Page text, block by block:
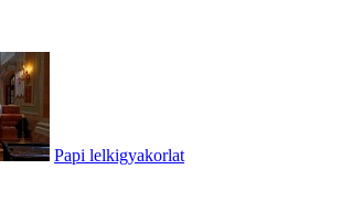
Papi lelkigyakorlat